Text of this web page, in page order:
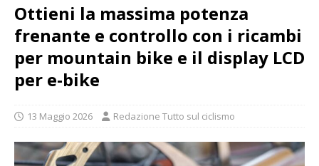
Ottieni la massima potenza
frenante e controllo con i ricambi
per mountain bike e il display LCD
per e-bike
13 Maggio 2026 Redazione Tutto sul ciclismo